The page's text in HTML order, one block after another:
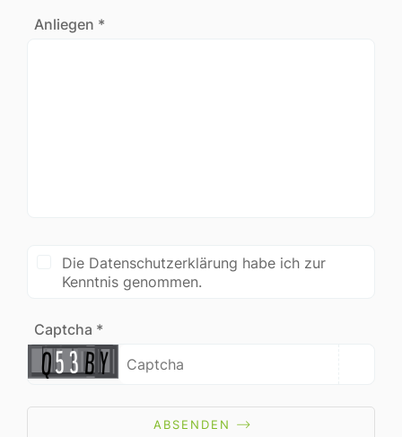
Anliegen *
Die Datenschutzerklärung habe ich zur
Kenntnis genommen.
Captcha *
ABSENDEN